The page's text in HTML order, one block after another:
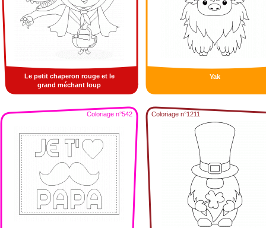
Le petit chaperon rouge et le
grand méchant loup
Yak
Coloriage n°542 Coloriage n°1211